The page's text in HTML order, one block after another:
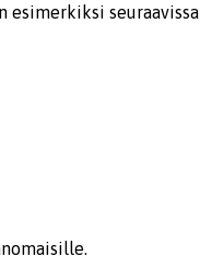
seuraavissa